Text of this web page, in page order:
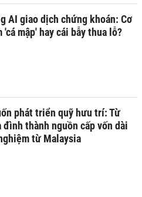
AI giao dịch chứng khoán: Cơ
'cá mập' hay cái bẫy thua lỗ?
phát triển quỹ hưu trí: Từ
thành nguồn cấp vốn dài
từ Malaysia